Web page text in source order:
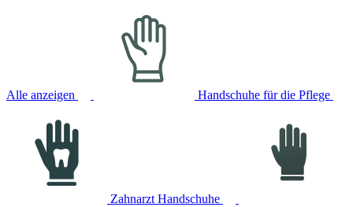
Alle anzeigen Handschuhe für die Pflege
Zahnarzt Handschuhe